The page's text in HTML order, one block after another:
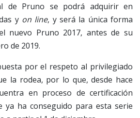
de Pruno se podrá adquirir en
y on line, y será la única forma
nuevo Pruno 2017, antes de su
de 2019.
por el respeto al privilegiado
la rodea, por lo que, desde hace
en proceso de certificación
ya ha conseguido para esta serie